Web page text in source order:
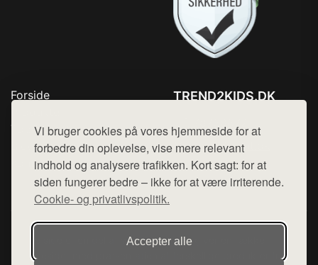
Vi bruger cookies på vores hjemmeside for at
forbedre din oplevelse, vise mere relevant
indhold og analysere trafikken. Kort sagt: for at
siden fungerer bedre – ikke for at være irriterende.
Cookie- og privatlivspolitik.
Accepter alle
Forside
Top Rabatter
Blog
Kontakt
TREND2KIDS.DK
Mail: hej@want.dk
Cookie- og privatlivspolitik
Denne side er en del af want.dk, der udgiver en række
hjemmesider med præsentation af forskellige produkter fra